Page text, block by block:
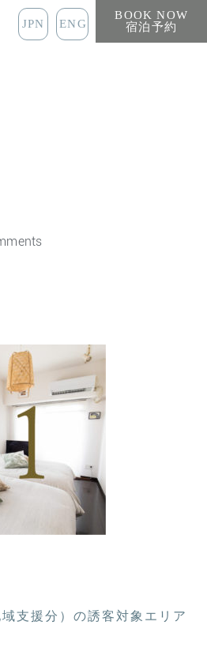
JPN ENG
BOOK NOW
宿泊予約
支援分）の誘客対象エリア